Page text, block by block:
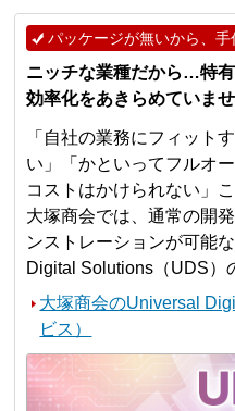
パッケージが無いから、手
ニッチな業種だから…特
効率化をあきらめていま
「自社の業務にフィット
い」「かといってフルオ
コストはかけられない」
大塚商会では、通常の開
ンストレーションが可能
Digital Solutions（UDS）
大塚商会のUniversal
ビス）